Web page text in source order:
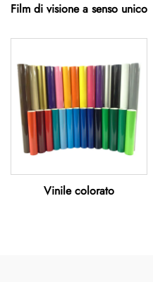
Film di visione a senso unico
Vinile colorato